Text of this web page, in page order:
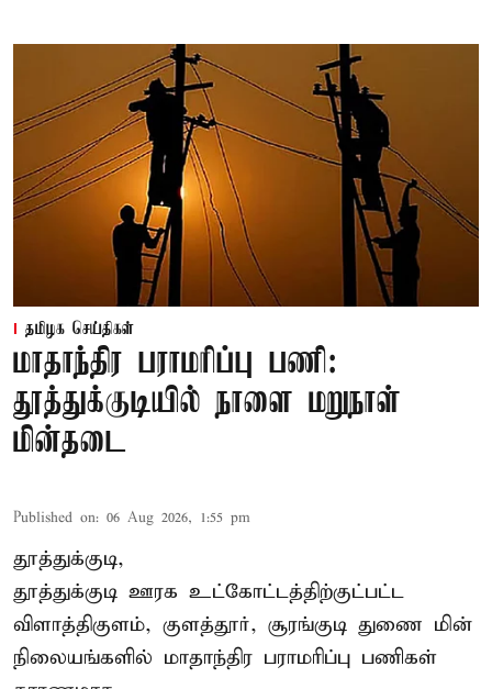
தமிழக செய்திகள்
மாதாந்திர பராமரிப்பு பணி:
தூத்துக்குடியில் நாளை மறுநாள்
மின்தடை
Published on: 06 Aug 2026, 1:55 pm
தூத்துக்குடி,
தூத்துக்குடி ஊரக உட்கோட்டத்திற்குட்பட்ட
விளாத்திகுளம், குளத்தூர், சூரங்குடி துணை மின்
நிலையங்களில் மாதாந்திர பராமரிப்பு பணிகள்